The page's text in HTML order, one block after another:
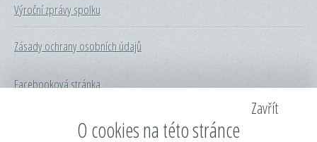
Výroční zprávy spolku
Zásady ochrany osobních údajů
Facebooková stránka
Česká rada dětí a mládeže
Zavřít
O cookies na této stránce